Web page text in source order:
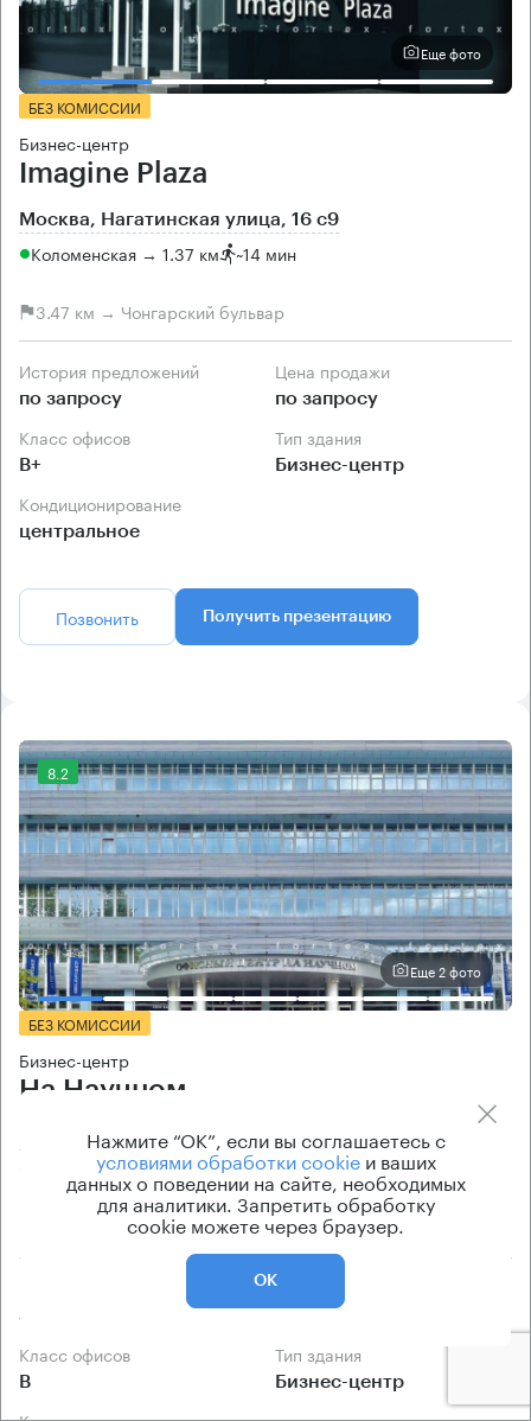
Еще фото
БЕЗ КОМИССИИ
Бизнес-центр
Imagine Plaza
Москва, Нагатинская улица, 16 с9
Коломенская → 1.37 км ~14 мин
3.47 км → Чонгарский бульвар
История предложений
по запросу
Цена продажи
по запросу
Класс офисов
B+
Тип здания
Бизнес-центр
Кондиционирование
центральное
Позвонить Получить презентацию
8.2
Еще 2 фото
БЕЗ КОМИССИИ
Бизнес-центр
На Научном
Москва, Научный проезд, 8 с1
Калужская → 690 м ~7 мин
3.6 км → Чонгарский бульвар
34 — 109 кв.м
Класс офисов
B
Тип здания
Бизнес-центр
Нажмите “ОК”, если вы соглашаетесь с
условиями обработки cookieи ваших
данных о поведении на сайте, необходимых
для аналитики. Запретить обработку
cookie можете через браузер.
ОК